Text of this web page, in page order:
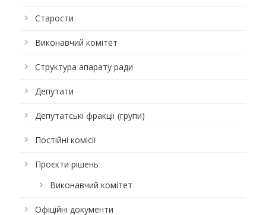
Старости
Виконавчий комітет
Структура апарату ради
Депутати
Депутатські фракції (групи)
Постійні комісії
Проєкти рішень
Виконавчий комітет
Офіційні документи